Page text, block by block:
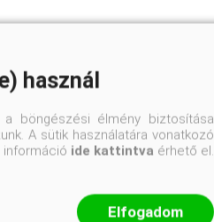
használ
böngészési élmény biztosítása
A sütik használatára vonatkozó
információ ide kattintva érhető el.
Elfogadom